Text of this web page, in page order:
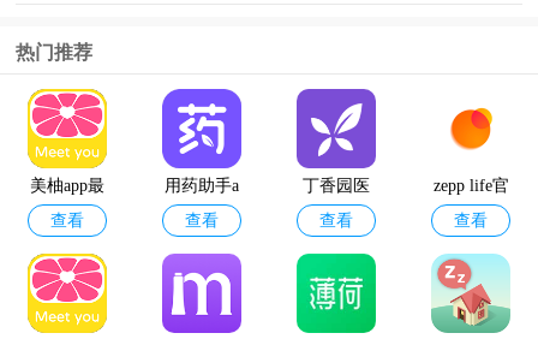
热门推荐
美柚app最
新版
查看
用药助手a
pp
查看
丁香园医
学论坛app
查看
zepp life官
方版
查看